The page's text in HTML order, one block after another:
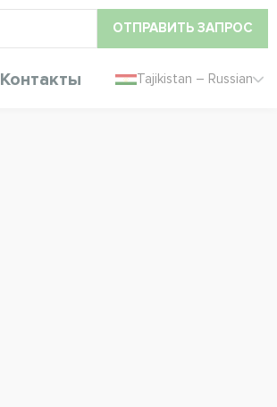
ОТПРАВИТЬ ЗАПРОС
Контакты Tajikistan – Russian